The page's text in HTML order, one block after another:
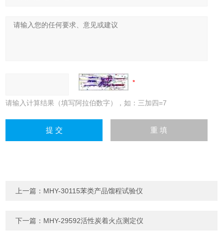
请输入计算结果（填写阿拉伯数字），如：三加四=7
上一篇： MHY-30115苯类产品馏程试验仪
下一篇： MHY-29592活性炭着火点测定仪